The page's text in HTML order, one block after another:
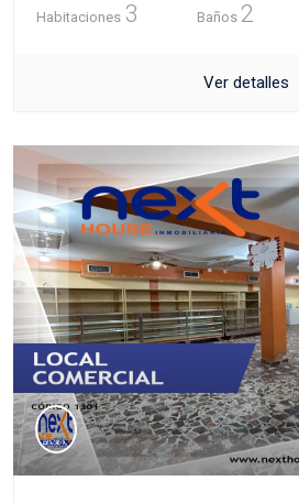
Habitaciones 3 Baños 2
Ver detalles